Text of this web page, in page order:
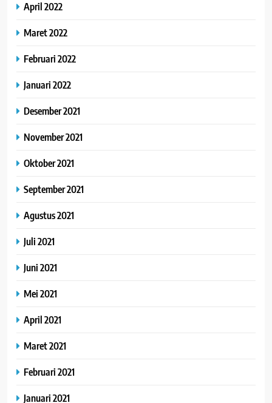
April 2022
Maret 2022
Februari 2022
Januari 2022
Desember 2021
November 2021
Oktober 2021
September 2021
Agustus 2021
Juli 2021
Juni 2021
Mei 2021
April 2021
Maret 2021
Februari 2021
Januari 2021